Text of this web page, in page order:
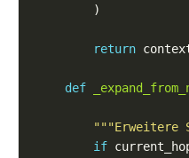
return
def
"""Erweitere
if